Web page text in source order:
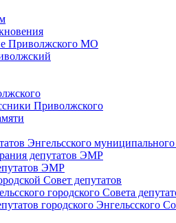
Приволжского МО
Приволжского
Энгельсского
депутатов ЭМР
ЭМР
Совет депутатов
городского Совета
городского Энгельсского